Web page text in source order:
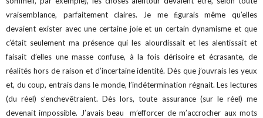
vraisemblance, parfaitement claires. Je me ﬁgurais même qu’elles
devaient exister avec une certaine joie et un certain dynamisme et que
c’était seulement ma présence qui les alourdissait et les alentissait et
faisait d’elles une masse confuse, à la fois dérisoire et écrasante, de
réalités hors de raison et d’incertaine identité. Dès que j’ouvrais les yeux
et, du coup, entrais dans le monde, l’indétermination régnait. Les lectures
(du réel) s’enchevêtraient. Dès lors, toute assurance (sur le réel) me
devenait impossible. J’avais beau m’efforcer de m’accrocher aux mots